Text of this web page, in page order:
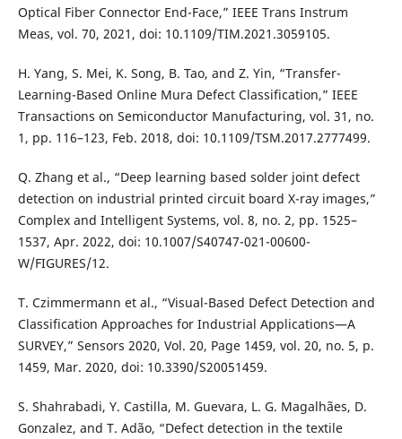
Optical Fiber Connector End-Face,” IEEE Trans Instrum
Meas, vol. 70, 2021, doi: 10.1109/TIM.2021.3059105.
H. Yang, S. Mei, K. Song, B. Tao, and Z. Yin, “Transfer-
Learning-Based Online Mura Defect Classification,” IEEE
Transactions on Semiconductor Manufacturing, vol. 31, no.
1, pp. 116–123, Feb. 2018, doi: 10.1109/TSM.2017.2777499.
Q. Zhang et al., “Deep learning based solder joint defect
detection on industrial printed circuit board X-ray images,”
Complex and Intelligent Systems, vol. 8, no. 2, pp. 1525–
1537, Apr. 2022, doi: 10.1007/S40747-021-00600-
W/FIGURES/12.
T. Czimmermann et al., “Visual-Based Defect Detection and
Classification Approaches for Industrial Applications—A
SURVEY,” Sensors 2020, Vol. 20, Page 1459, vol. 20, no. 5, p.
1459, Mar. 2020, doi: 10.3390/S20051459.
S. Shahrabadi, Y. Castilla, M. Guevara, L. G. Magalhães, D.
Gonzalez, and T. Adão, “Defect detection in the textile